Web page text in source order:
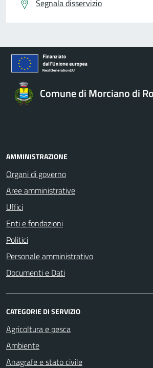
Segnala disservizio
Comune di Morciano di
AMMINISTRAZIONE
Organi di governo
Aree amministrative
Uffici
Enti e fondazioni
Politici
Personale amministrativo
Documenti e Dati
CATEGORIE DI SERVIZIO
Agricoltura e pesca
Ambiente
Anagrafe e stato civile